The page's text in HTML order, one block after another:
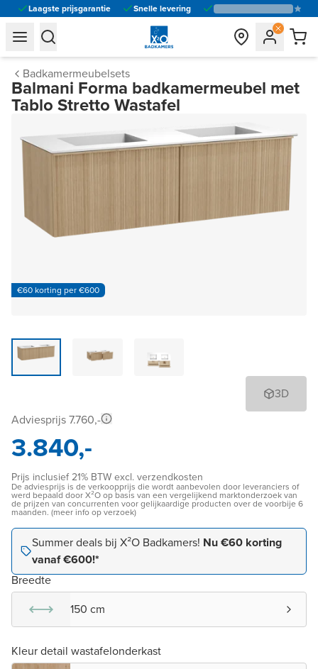
Laagste prijsgarantie Snelle levering
general.navigation.toggle_menu.label
general.navigation.toggle_menu.label
Badkamermeubelsets
Balmani Forma badkamermeubel met
Tablo Stretto Wastafel
€60 korting per €600
3D
Adviesprijs 7.760,-
3.840,-
Prijs inclusief 21% BTW excl. verzendkosten
De adviesprijs is de verkoopprijs die wordt aanbevolen door leveranciers of
werd bepaald door X²O op basis van een vergelijkend marktonderzoek van
de prijzen van concurrenten voor gelijkaardige producten over de voorbije 6
maanden. (meer info op verzoek)
Summer deals bij X²O Badkamers! Nu €60 korting
vanaf €600!*
Breedte
150 cm
Kleur detail wastafelonderkast